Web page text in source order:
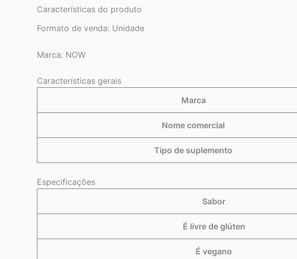
Características do produto
Formato de venda: Unidade
Marca: NOW
Características gerais
Marca
Nome comercial
Tipo de suplemento
Especificações
Sabor
É livre de glúten
É vegano